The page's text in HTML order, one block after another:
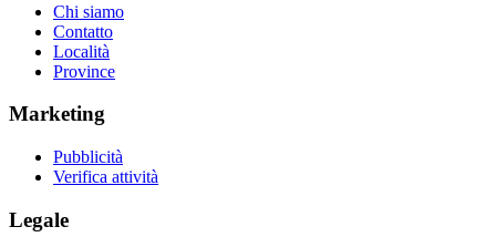
Chi siamo
Contatto
Località
Province
Marketing
Pubblicità
Verifica attività
Legale